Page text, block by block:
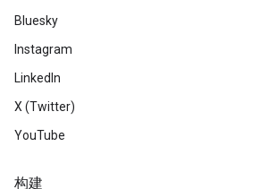
Bluesky
Instagram
LinkedIn
X (Twitter)
YouTube
构建